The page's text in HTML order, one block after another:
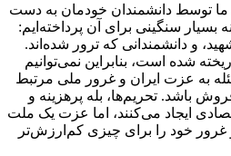
توسط دانشمندان خودمان به دست
بسیار سنگینی برای آن پرداخته‌ایم:
و دانشمندانی که ترور شده‌اند.
شده است، بنابراین نمی‌توانیم
به عزت ایران و غرور ملی مرتبط
باشد. تحریم‌ها، بله پرهزینه و
ایجاد می‌کنند، اما عزت یک ملت
خود را برای چیزی کم‌ارزش‌تر